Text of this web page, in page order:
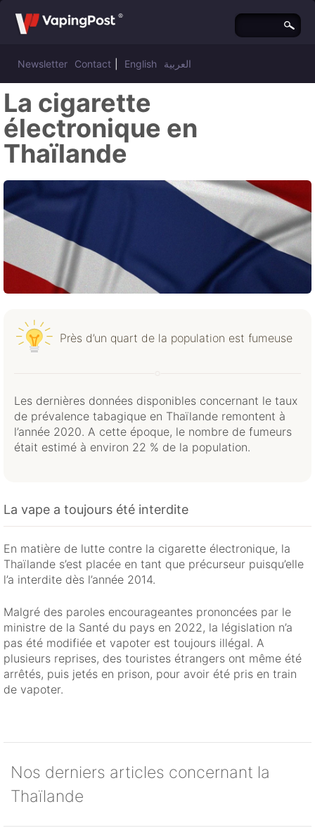
Newsletter Contact English العربية
La cigarette
électronique en
Thaïlande
Près d’un quart de la population est fumeuse
Les dernières données disponibles concernant le taux
de prévalence tabagique en Thaïlande remontent à
l’année 2020. A cette époque, le nombre de fumeurs
était estimé à environ 22 % de la population.
La vape a toujours été interdite
En matière de lutte contre la cigarette électronique, la
Thaïlande s’est placée en tant que précurseur puisqu’elle
l’a interdite dès l’année 2014.
Malgré des paroles encourageantes prononcées par le
ministre de la Santé du pays en 2022, la législation n’a
pas été modifiée et vapoter est toujours illégal. A
plusieurs reprises, des touristes étrangers ont même été
arrêtés, puis jetés en prison, pour avoir été pris en train
de vapoter.
Nos derniers articles concernant la
Thaïlande